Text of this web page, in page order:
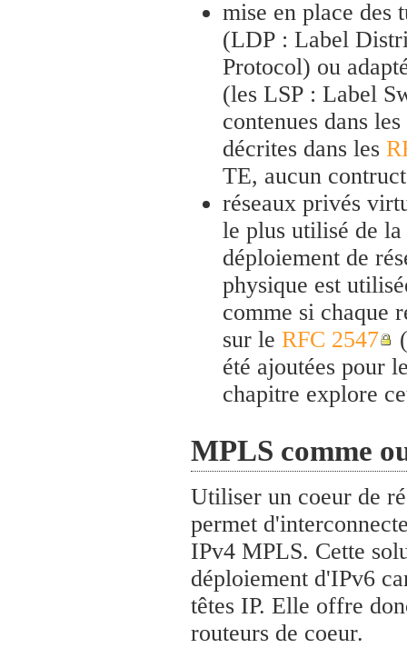
mise en place des
(LDP : Label
Protocol) ou
(les LSP : Label
contenues dans
décrites dans les
TE, aucun
réseaux privés
le plus utilisé de
déploiement de
physique est
comme si chaque
sur le RFC 2547
été ajoutées pour
chapitre explore
MPLS comme
Utiliser un coeur de
permet
IPv4 MPLS. Cette
déploiement d'IPv6
têtes IP. Elle offre
routeurs de coeur.